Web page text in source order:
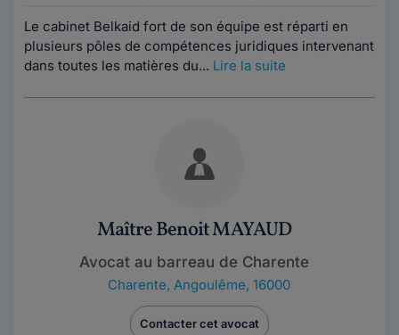
Le cabinet Belkaid fort de son équipe est réparti en
plusieurs pôles de compétences juridiques intervenant
dans toutes les matières du... Lire la suite
Maître Benoit MAYAUD
Avocat au barreau de Charente
Charente, Angoulême, 16000
Contacter cet avocat